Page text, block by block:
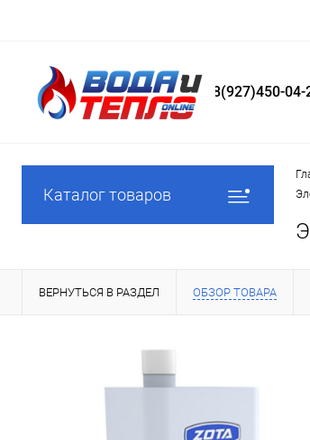
8(927)450-04-
Каталог товаров
ВЕРНУТЬСЯ В РАЗДЕЛ ОБЗОР ТОВАРА